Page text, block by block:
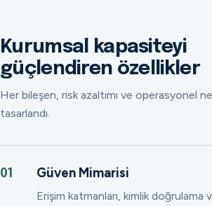
Kurumsal kapasiteyi
güçlendiren özellikler
Her bileşen, risk azaltımı ve operasyonel
tasarlandı.
01 Güven Mimarisi
Erişim katmanları, kimlik doğrulama